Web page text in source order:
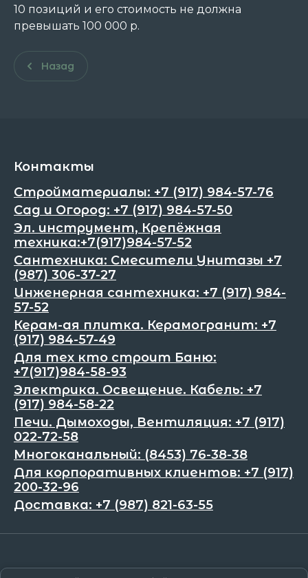
10 позиций и его стоимость не должна
превышать 100 000 р.
Назад
Контакты
Стройматериалы: +7 (917) 984-57-76
Сад и Огород: +7 (917) 984-57-50
Эл. инструмент, Крепёжная
техника:+7(917)984-57-52
Сантехника: Смесители Унитазы +7
(987) 306-37-27
Инженерная сантехника: +7 (917) 984-
57-52
Керам-ая плитка. Керамогранит: +7
(917) 984-57-49
Для тех кто строит Баню:
+7(917)984-58-93
Электрика. Освещение. Кабель: +7
(917) 984-58-22
Печи. Дымоходы, Вентиляция: +7 (917)
022-72-58
Многоканальный: (8453) 76-38-38
Для корпоративных клиентов: +7 (917)
200-32-96
Доставка: +7 (987) 821-63-55